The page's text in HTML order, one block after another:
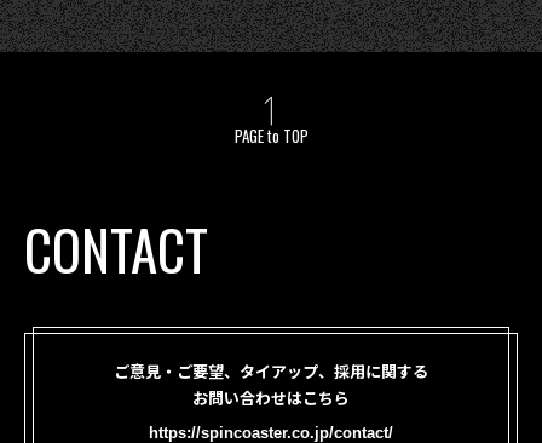
PAGE to TOP
CONTACT
ご意見・ご要望、タイアップ、採用に関する
お問い合わせはこちら
https://spincoaster.co.jp/contact/